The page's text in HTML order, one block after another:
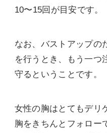
10〜15回が目安です。
なお、バストアップの
を行うとき、もう一つ
守るということです。
女性の胸はとてもデリ
胸をきちんとフォロー